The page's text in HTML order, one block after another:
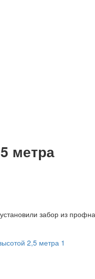
метра
забор из